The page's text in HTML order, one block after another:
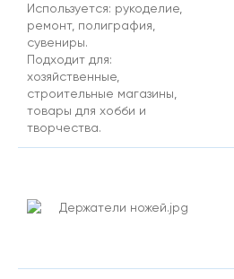
Используется: рукоделие,
ремонт, полиграфия,
сувениры.
Подходит для:
хозяйственные,
строительные магазины,
товары для хобби и
творчества.